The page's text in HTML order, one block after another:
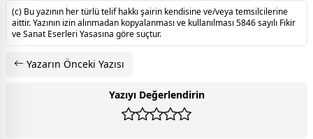
(c) Bu yazının her türlü telif hakkı şairin kendisine ve/veya temsilcilerine
aittir. Yazının izin alınmadan kopyalanması ve kullanılması 5846 sayılı Fikir
ve Sanat Eserleri Yasasına göre suçtur.
Yazarın Önceki Yazısı
Yazıyı Değerlendirin